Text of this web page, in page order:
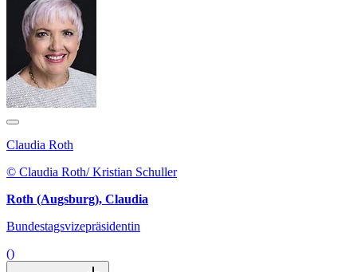
Claudia Roth
© Claudia Roth/ Kristian Schuller
Roth (Augsburg), Claudia
Bundestagsvizepräsidentin
()